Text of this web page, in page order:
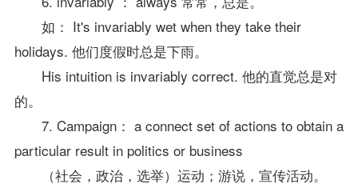
如： It's invariably wet when they take their
holidays. 他们度假时总是下雨。
His intuition is invariably correct. 他的直觉总是对
的。
7. Campaign： a connect set of actions to obtain a
particular result in politics or business
（社会，政治，选举）运动；游说，宣传活动。